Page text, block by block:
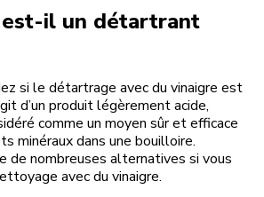
est-il un détartrant
si le détartrage avec du vinaigre est
d’un produit légèrement acide,
comme un moyen sûr et efficace
minéraux dans une bouilloire.
de nombreuses alternatives si vous
avec du vinaigre.